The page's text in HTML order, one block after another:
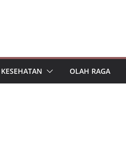
KESEHATAN OLAH RAGA